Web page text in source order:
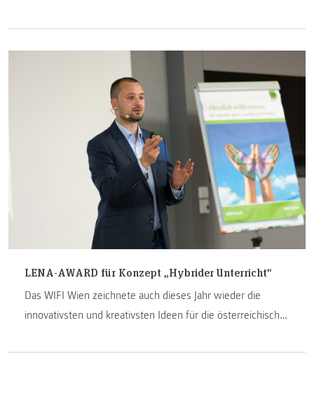
LENA-AWARD für Konzept „Hybrider Unterricht“
Das WIFI Wien zeichnete auch dieses Jahr wieder die
innovativsten und kreativsten Ideen für die österreichische